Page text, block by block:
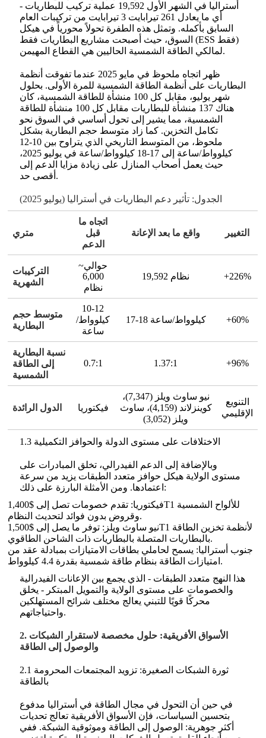
أستراليا في الشهر الأول 19,592 عملية تركيب للبطاريات -
أي ما يعادل 261 تيرابايت 3 تيرابايت من تركيبات العام
السابق بأكمله. وتمثل هذه الطفرة تحولاً محورياً في هيكل
السوق، حيث أصبحت مشاريع البطاريات فقط (ESS فقط)
لمالكي الطاقة الشمسية الحاليين هي القطاع المهيمن.
ظهر اتجاه ملحوظ في مايو 2025 عندما تفوقت أنظمة
البطاريات على أنظمة الطاقة الشمسية للمرة الأولى. بحلول
شهر يوليو، مقابل كل 100 منشأة للطاقة الشمسية، كان
هناك 137 منشأة للبطاريات مقابل كل 100 منشأة للطاقة
الشمسية، مما يشير إلى تحول أساسي في السوق نحو
تكامل التخزين. كما زاد متوسط حجم البطارية بشكل
ملحوظ، من المتوسط التاريخي الذي يتراوح بين 10-12
كيلوواط/ساعة إلى 17-18 كيلوواط/ساعة في يوليو 2025،
حيث يعمل أصحاب المنازل على زيادة مزايا الدعم إلى
أقصى حد.
الجدول: تأثير دعم البطاريات في أستراليا (يوليو 2025)
متري
اتجاه ما
قبل
الدعم
واقع ما بعد الإعانة التغيير
التركيبات
الشهرية
~حوالي
6,000
نظام
19,592 نظام +226%
متوسط حجم
البطارية
10-12
كيلوواط/
ساعة
17-18 كيلوواط/ساعة +60%
نسبة البطارية
إلى الطاقة
الشمسية
0.7:1 1.37:1 +96%
الدول الرائدة فيكتوريا
نيو ساوث ويلز (7,347)،
كوينزلاند (4,159)، ساوث
ويلز (3,052)
التنويع
الإقليمي
1.3 الاختلافات على مستوى الدولة والحوافز التكميلية
وبالإضافة إلى الدعم الفيدرالي، تخلق المبادرات على
مستوى الولاية هيكل حوافز متعدد الطبقات يزيد من سرعة
اعتمادها. ومن الأمثلة البارزة على ذلك:
فيكتوريا: تقدم خصومات تصل إلى $1,400T1 للألواح الشمسية
وقروض بدون فوائد لتحديث النظام.
نيو ساوث ويلز: توفر ما يصل إلى $1,500T1 لأنظمة تخزين الطاقة
بالبطاريات المتصلة بالبطاريات ذات الشاحن الطاقوي.
جنوب أستراليا: يسمح لحاملي بطاقات الامتيازات بمبادلة عقد من
امتيازات الطاقة بنظام طاقة شمسية بقدرة 4.4 كيلوواط.
هذا النهج متعدد الطبقات - الذي يجمع بين الإعانات الفيدرالية
والخصومات على مستوى الولاية والتمويل المبتكر - يخلق
محركًا قويًا للتبني يعالج مختلف شرائح المستهلكين
واحتياجاتهم.
2. الأسواق الأفريقية: حلول مخصصة لاستقرار الشبكات
والوصول إلى الطاقة
2.1 ثورة الشبكات الصغيرة: تزويد المجتمعات المحرومة
بالطاقة
في حين أن التحول في مجال الطاقة في أستراليا مدفوع
بتحسين السياسات، فإن الأسواق الأفريقية تعالج تحديات
أكثر جوهرية: الوصول إلى الطاقة وموثوقية الشبكة. ففي